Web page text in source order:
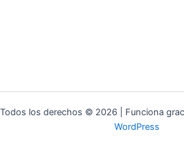
Todos los derechos © 2026 | Funciona
WordPress